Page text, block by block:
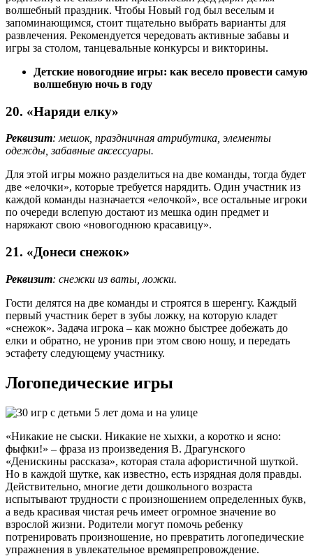
волшебный праздник. Чтобы Новый год был веселым и
запоминающимся, стоит тщательно выбрать варианты для
развлечения. Рекомендуется чередовать активные забавы и
игры за столом, танцевальные конкурсы и викторины.
Детские новогодние игры: как весело провести самую
волшебную ночь в году
20. «Наряди елку»
Реквизит: мешок, праздничная атрибутика, элементы
одежды, забавные аксессуары.
Для этой игры можно разделиться на две команды, тогда будет
две «елочки», которые требуется нарядить. Один участник из
каждой команды назначается «елочкой», все остальные игроки
по очереди вслепую достают из мешка один предмет и
наряжают свою «новогоднюю красавицу».
21. «Донеси снежок»
Реквизит: снежки из ваты, ложки.
Гости делятся на две команды и строятся в шеренгу. Каждый
первый участник берет в зубы ложку, на которую кладет
«снежок». Задача игрока – как можно быстрее добежать до
елки и обратно, не уронив при этом свою ношу, и передать
эстафету следующему участнику.
Логопедические игры
«Никакие не сыски. Никакие не хыхки, а коротко и ясно:
фыфки!» – фраза из произведения В. Драгунского
«Денискины рассказа», которая стала афористичной шуткой.
Но в каждой шутке, как известно, есть изрядная доля правды.
Действительно, многие дети дошкольного возраста
испытывают трудности с произношением определенных букв,
а ведь красивая чистая речь имеет огромное значение во
взрослой жизни. Родители могут помочь ребенку
потренировать произношение, но превратить логопедические
упражнения в увлекательное времяпрепровождение.